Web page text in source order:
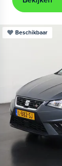
Beschikbaar